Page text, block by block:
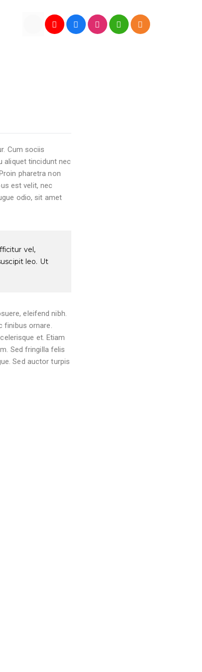
Cum sociis
aliquet tincidunt nec
pharetra non
est velit, nec
odio, sit amet
vel,
leo. Ut
eleifend nibh.
finibus ornare.
et. Etiam
Sed fringilla felis
Sed auctor turpis